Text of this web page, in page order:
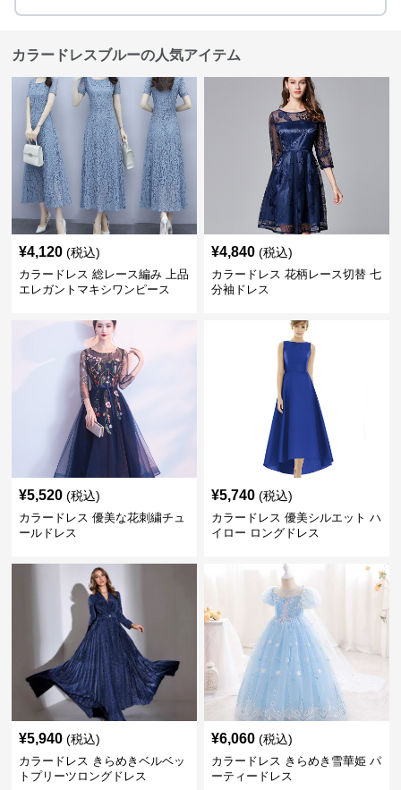
カラードレスブルーの人気アイテム
¥4,120 (税込)
カラードレス 総レース編み 上品
エレガントマキシワンピース
¥4,840 (税込)
カラードレス 花柄レース切替 七
分袖ドレス
¥5,520 (税込)
カラードレス 優美な花刺繍チュ
ールドレス
¥5,740 (税込)
カラードレス 優美シルエット ハ
イロー ロングドレス
¥5,940 (税込)
カラードレス きらめきベルベッ
トプリーツロングドレス
¥6,060 (税込)
カラードレス きらめき雪華姫 パ
ーティードレス